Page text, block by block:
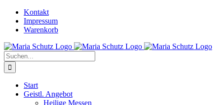
Zum
Inhalt
springen
YouTube
InstagramKontakt
Impressum
Warenkorb
Suche
nach:
Start
Geistl. Angebot
Heilige Messen